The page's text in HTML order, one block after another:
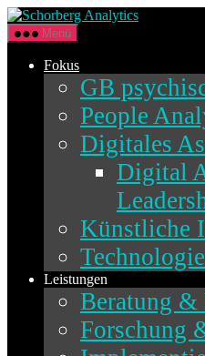
Direkt
zum
Inhalt
wechseln
Schorberg
Menü
Fokus
GB
People
Digitales
Digital
Künstliche
Leistungen
Beratung &
Forschung